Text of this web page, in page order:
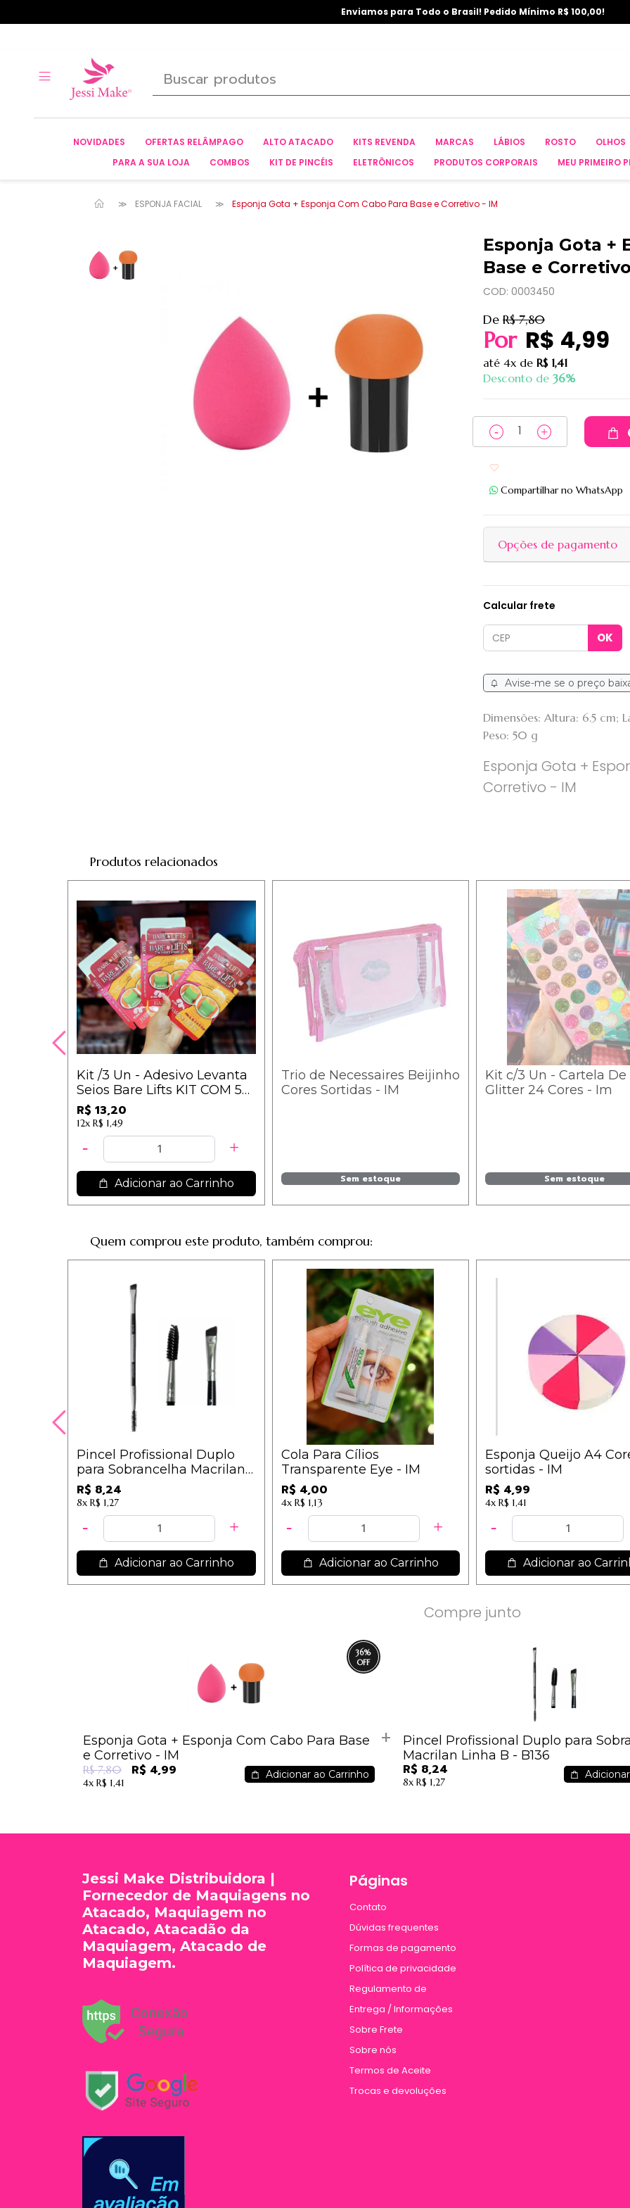
Enviamos para Todo o Brasil! Pedido Mínimo R$ 100,00!
NOVIDADES OFERTAS RELÂMPAGO ALTO ATACADO KITS REVENDA MARCAS LÁBIOS ROSTO OLHOS
PARA A SUA LOJA
COMBOS KIT DE PINCÉIS ELETRÔNICOS PRODUTOS CORPORAIS MEU PRIMEIRO
ESPONJA FACIAL Esponja Gota + Esponja Com Cabo Para Base e Corretivo - IM
Esponja Gota +
Base e
COD: 0003450
De R$ 7,80
Por R$ 4,99
até 4x de R$ 1,41
Desconto de 36%
Compartilhar no WhatsApp
Opções de pagamento
Calcular frete
Avise-me se o preço
Dimensões: Altura: 6.5 cm;
Peso: 50 g
Esponja Gota +
Corretivo - IM
Produtos relacionados
Kit /3 Un - Adesivo Levanta
Seios Bare Lifts KIT COM 5
PARES - IM
R$ 13,20
12x R$ 1,49
Adicionar ao Carrinho
Trio de Necessaires Beijinho
Cores Sortidas - IM
Sem estoque
Kit c/3 Un - Cartela De
Glitter 24 Cores - Im
Sem estoque
Quem comprou este produto, também comprou:
Pincel Profissional Duplo
para Sobrancelha Macrilan
Linha B - B136
R$ 8,24
8x R$ 1,27
Adicionar ao Carrinho
Cola Para Cílios
Transparente Eye - IM
R$ 4,00
4x R$ 1,13
Adicionar ao Carrinho
Esponja Queijo A4
sortidas - IM
R$ 4,99
4x R$ 1,41
Adicionar ao
Compre junto
36%
Esponja Gota + Esponja Com Cabo Para Base
e Corretivo - IM
R$ 7,80 R$ 4,99
4x R$ 1,41
Adicionar ao Carrinho
Pincel Profissional Duplo para
Macrilan Linha B - B136
R$ 8,24
8x R$ 1,27
Páginas
Contato
Dúvidas frequentes
Formas de pagamento
Política de privacidade
Regulamento de
Entrega / Informações
Sobre Frete
Sobre nós
Termos de Aceite
Trocas e devoluções
Jessi Make Distribuidora |
Fornecedor de Maquiagens no
Atacado, Maquiagem no
Atacado, Atacadão da
Maquiagem, Atacado de
Maquiagem.